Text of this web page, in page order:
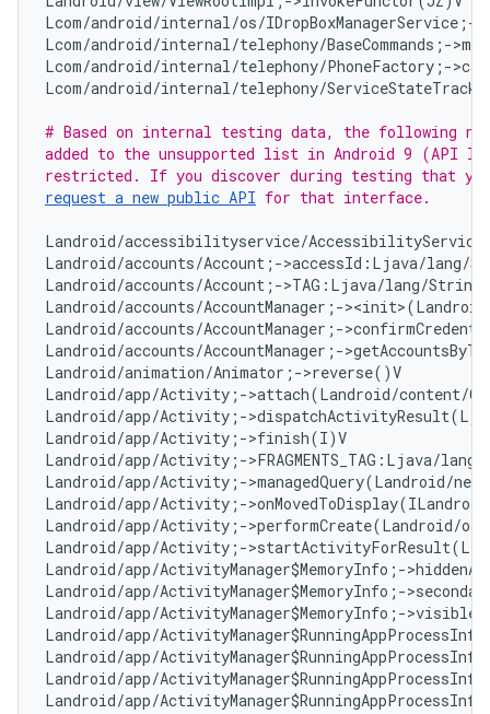
Lcom/android/internal/os/
Lcom/android/internal/telephony/BaseCommands;-
Lcom/android/internal/telephony/PhoneFactory;-
Lcom/android/internal/telephony/
# Based on internal testing data, the following
added to the unsupported list in Android 9 (API
request a new public API for that interface.